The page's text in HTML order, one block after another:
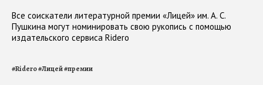
Все соискатели литературной премии «Лицей» им. А. С.
Пушкина могут номинировать свою рукопись с помощью
издательского сервиса Ridero
#Ridero#Лицей#премии